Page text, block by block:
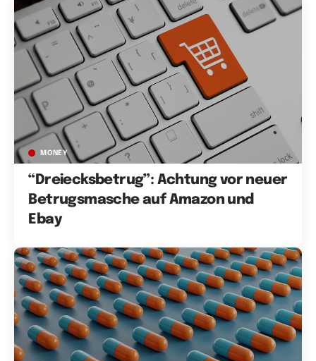
MONEY
“Dreiecksbetrug”: Achtung vor neuer
Betrugsmasche auf Amazon und
Ebay